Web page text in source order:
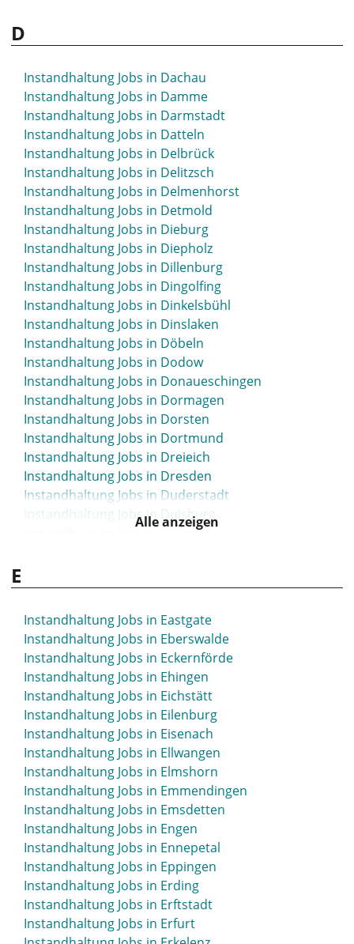
Instandhaltung Jobs in Bernburg
Instandhaltung Jobs in Biberach
Instandhaltung Jobs in Bietigheim-Bissingen
Instandhaltung Jobs in Bingen
Instandhaltung Jobs in Blaustein
Instandhaltung Jobs in Bleicherode
Instandhaltung Jobs in Böblingen
Instandhaltung Jobs in Bochum
Instandhaltung Jobs in Boizenburg
Instandhaltung Jobs in Bonn
Instandhaltung Jobs in Bordesholm
Instandhaltung Jobs in Borken
Instandhaltung Jobs in Borna
Instandhaltung Jobs in Bottrop
Instandhaltung Jobs in Brake
Instandhaltung Jobs in Bramsche
Instandhaltung Jobs in Brandenburg
Instandhaltung Jobs in Braunschweig
Instandhaltung Jobs in Bremen
Instandhaltung Jobs in Bremerhaven
Instandhaltung Jobs in Bretten
Instandhaltung Jobs in Brilon
Instandhaltung Jobs in Bruchsal
Instandhaltung Jobs in Brühl
Instandhaltung Jobs in Brunsbüttel
Instandhaltung Jobs in Buchloe
Instandhaltung Jobs in Burgdorf
Instandhaltung Jobs in Burghausen
Instandhaltung Jobs in Burscheid
Instandhaltung Jobs in Butzbach
Instandhaltung Jobs in Bützow
Instandhaltung Jobs in Buxtehude
D
Instandhaltung Jobs in Dachau
Instandhaltung Jobs in Damme
Instandhaltung Jobs in Darmstadt
Instandhaltung Jobs in Datteln
Instandhaltung Jobs in Delbrück
Instandhaltung Jobs in Delitzsch
Instandhaltung Jobs in Delmenhorst
Instandhaltung Jobs in Detmold
Instandhaltung Jobs in Dieburg
Instandhaltung Jobs in Diepholz
Instandhaltung Jobs in Dillenburg
Instandhaltung Jobs in Dingolfing
Instandhaltung Jobs in Dinkelsbühl
Instandhaltung Jobs in Dinslaken
Instandhaltung Jobs in Döbeln
Instandhaltung Jobs in Dodow
Instandhaltung Jobs in Donaueschingen
Instandhaltung Jobs in Dormagen
Instandhaltung Jobs in Dorsten
Instandhaltung Jobs in Dortmund
Instandhaltung Jobs in Dreieich
Instandhaltung Jobs in Dresden
Instandhaltung Jobs in Duderstadt
Instandhaltung Jobs in Duisburg
Instandhaltung Jobs in Dülmen
Alle anzeigen
E
Instandhaltung Jobs in Eastgate
Instandhaltung Jobs in Eberswalde
Instandhaltung Jobs in Eckernförde
Instandhaltung Jobs in Ehingen
Instandhaltung Jobs in Eichstätt
Instandhaltung Jobs in Eilenburg
Instandhaltung Jobs in Eisenach
Instandhaltung Jobs in Ellwangen
Instandhaltung Jobs in Elmshorn
Instandhaltung Jobs in Emmendingen
Instandhaltung Jobs in Emsdetten
Instandhaltung Jobs in Engen
Instandhaltung Jobs in Ennepetal
Instandhaltung Jobs in Eppingen
Instandhaltung Jobs in Erding
Instandhaltung Jobs in Erftstadt
Instandhaltung Jobs in Erfurt